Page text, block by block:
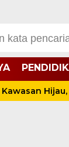
Hijau,